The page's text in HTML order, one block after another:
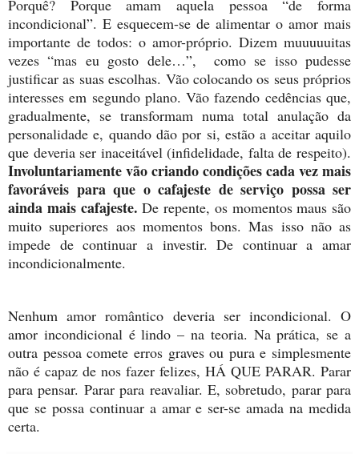
Porquê? Porque amam aquela pessoa “de forma
incondicional”. E esquecem-se de alimentar o amor mais
importante de todos: o amor-próprio. Dizem muuuuuitas
vezes “mas eu gosto dele…”, como se isso pudesse
justificar as suas escolhas. Vão colocando os seus próprios
interesses em segundo plano. Vão fazendo cedências que,
gradualmente, se transformam numa total anulação da
personalidade e, quando dão por si, estão a aceitar aquilo
que deveria ser inaceitável (infidelidade, falta de respeito).
Involuntariamente vão criando condições cada vez mais
favoráveis para que o cafajeste de serviço possa ser
ainda mais cafajeste. De repente, os momentos maus são
muito superiores aos momentos bons. Mas isso não as
impede de continuar a investir. De continuar a amar
incondicionalmente.
Nenhum amor romântico deveria ser incondicional. O
amor incondicional é lindo – na teoria. Na prática, se a
outra pessoa comete erros graves ou pura e simplesmente
não é capaz de nos fazer felizes, HÁ QUE PARAR. Parar
para pensar. Parar para reavaliar. E, sobretudo, parar para
que se possa continuar a amar e ser-se amada na medida
certa.